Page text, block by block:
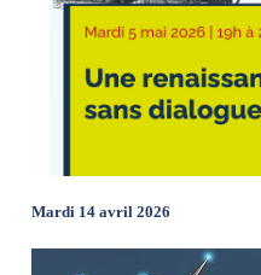
Mardi 14 avril 2026